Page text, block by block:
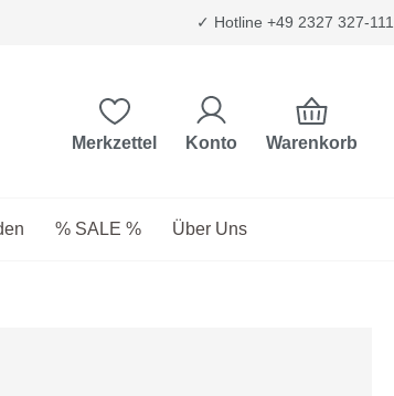
✓ Hotline +49 2327 327-111
Merkzettel Konto Warenkorb
Kategorie Transport & Trägersysteme
% SALE % Über Uns